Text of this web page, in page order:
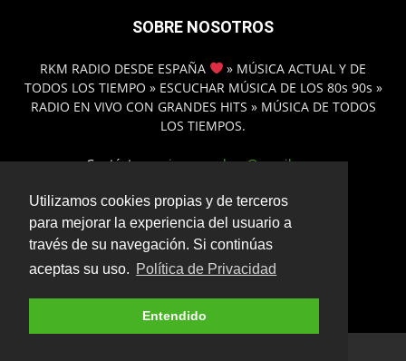
Utilizamos cookies propias y de terceros
para mejorar la experiencia del usuario a
través de su navegación. Si continúas
aceptas su uso. Política de Privacidad
Entendido
SOBRE NOSOTROS
RKM RADIO DESDE ESPAÑA
» MÚSICA ACTUAL Y DE
TODOS LOS TIEMPO » ESCUCHAR MÚSICA DE LOS 80s 90s »
RADIO EN VIVO CON GRANDES HITS » MÚSICA DE TODOS
LOS TIEMPOS.
Contáctanos:inmamadero@gmail.com
SÍGUENOS